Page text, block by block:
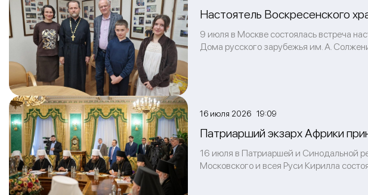
Настоятель Воскресенского
9 июля в Москве состоялась встреча
Дома русского зарубежья им. А.
16 июля 2026 19:09
Патриарший экзарх Африки
16 июля в Патриаршей и Синодальной
Московского и всея Руси Кирилла